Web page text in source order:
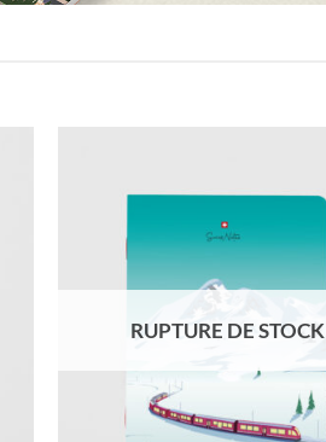
RUPTURE DE STOCK